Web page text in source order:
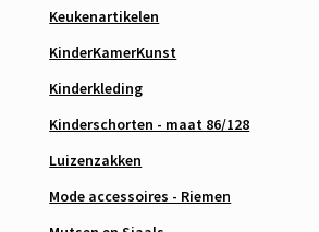
Keukenartikelen
KinderKamerKunst
Kinderkleding
Kinderschorten - maat 86/128
Luizenzakken
Mode accessoires - Riemen